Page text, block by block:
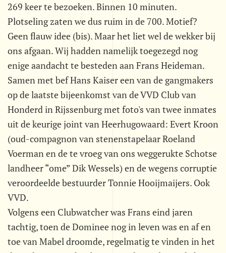
269 keer te bezoeken. Binnen 10 minuten.
Plotseling zaten we dus ruim in de 700. Motief?
Geen flauw idee (bis). Maar het liet wel de wekker bij
ons afgaan. Wij hadden namelijk toegezegd nog
enige aandacht te besteden aan Frans Heideman.
Samen met bef Hans Kaiser een van de gangmakers
op de laatste bijeenkomst van de VVD Club van
Honderd in Rijssenburg met foto's van twee inmates
uit de keurige joint van Heerhugowaard: Evert Kroon
(oud-compagnon van stenenstapelaar Roeland
Voerman en de te vroeg van ons weggerukte Schotse
landheer “ome” Dik Wessels) en de wegens corruptie
veroordeelde bestuurder Tonnie Hooijmaijers. Ook
VVD.
Volgens een Clubwatcher was Frans eind jaren
tachtig, toen de Dominee nog in leven was en af en
toe van Mabel droomde, regelmatig te vinden in het